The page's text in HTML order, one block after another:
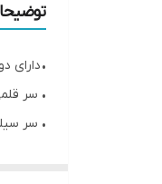
• دارای
• سر
• سر